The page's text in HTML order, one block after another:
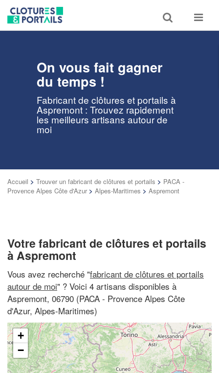
Toggle
search
Toggle
On vous fait gagner
du temps !
Fabricant de clôtures et portails à
Aspremont : Trouvez rapidement
les meilleurs artisans autour de
moi
Accueil > Trouver un fabricant de clôtures et portails > PACA -
Provence Alpes Côte d'Azur > Alpes-Maritimes > Aspremont
Votre fabricant de clôtures et portails
à Aspremont
Vous avez recherché "fabricant de clôtures et portails
autour de moi" ? Voici 4 artisans disponibles à
Aspremont, 06790 (PACA - Provence Alpes Côte
d'Azur, Alpes-Maritimes)
+
−